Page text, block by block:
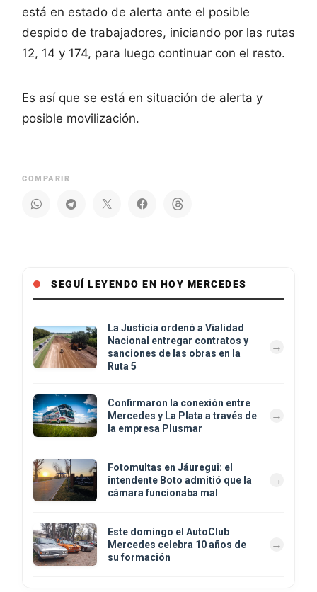
está en estado de alerta ante el posible
despido de trabajadores, iniciando por las rutas
12, 14 y 174, para luego continuar con el resto.
Es así que se está en situación de alerta y
posible movilización.
COMPARIR
SEGUÍ LEYENDO EN HOY MERCEDES
La Justicia ordenó a Vialidad
Nacional entregar contratos y
sanciones de las obras en la
Ruta 5
Confirmaron la conexión entre
Mercedes y La Plata a través de
la empresa Plusmar
Fotomultas en Jáuregui: el
intendente Boto admitió que la
cámara funcionaba mal
Este domingo el AutoClub
Mercedes celebra 10 años de
su formación